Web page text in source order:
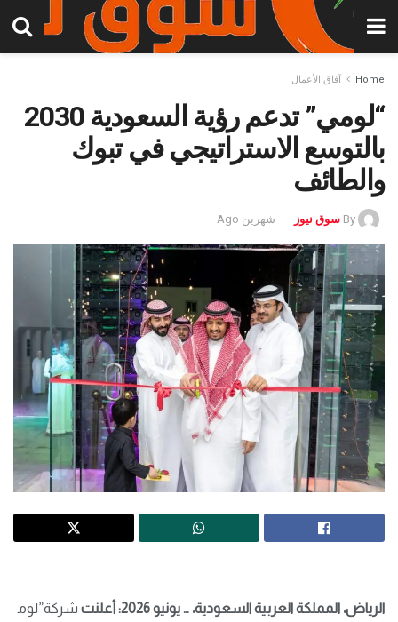
Home آفاق الأعمال
بالتوسع الاستراتيجي في تبوك
والطائف
By سوق نيوز شهرين Ago
الرياض، المملكةالعربيةالسعودية، … يونيو2026
: أعلنت شركة”لوم